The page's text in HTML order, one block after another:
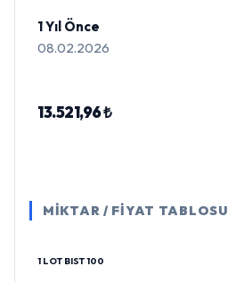
1 Yıl Önce
08.02.2026
13.521,96 ₺
MİKTAR / FİYAT TABLOSU
1 LOT BIST 100